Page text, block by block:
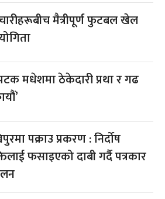
मैत्रीपूर्ण फुटबल खेल
मधेशमा ठेकेदारी प्रथा र गढ
पक्राउ प्रकरण : निर्दोष
फसाइएको दाबी गर्दै पत्रकार